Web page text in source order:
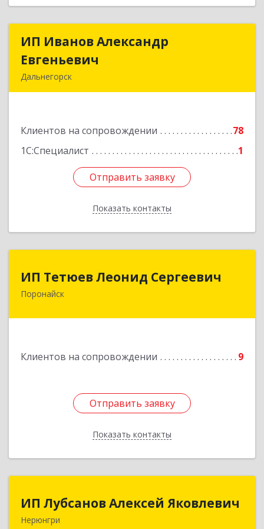
ИП Иванов Александр
Евгеньевич
Дальнегорск
Клиентов на сопровождении
78
1С:Специалист
1
Отправить заявку
Показать контакты
ИП Иванов Александр
Подробнее
Отправить заявку
Назад
ИП Тетюев Леонид Сергеевич
Поронайск
Клиентов на сопровождении 9
Отправить заявку
Показать контакты
694242, Сахалинская обл, Поронайск г, Фрунзе
Отправить заявку
Назад
ИП Лубсанов Алексей Яковлевич
Нерюнгри
ИП Лубсанов Алексей Яковлевич
675002, Амурская область, г. Благовещенск, ул.